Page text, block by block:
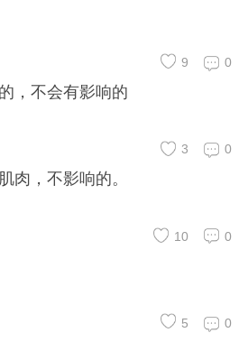
0
9
，不会有影响的
0
3
肉，不影响的。
0
10
0
5